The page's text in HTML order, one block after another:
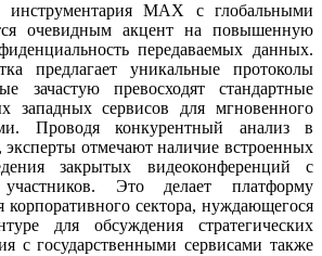
инструментария MAX с глобальными
очевидным акцент на повышенную
передаваемых данных.
предлагает уникальные протоколы
зачастую превосходят стандартные
западных сервисов для мгновенного
Проводя конкурентный анализ в
отмечают наличие встроенных
закрытых видеоконференций с
Это делает платформу
корпоративного сектора, нуждающегося
для обсуждения стратегических
с государственными сервисами также